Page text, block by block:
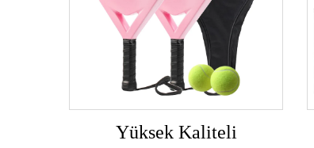
Yüksek Kaliteli